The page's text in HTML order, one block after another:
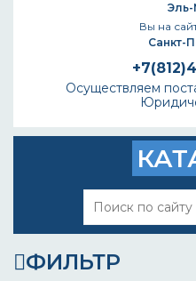
Вы на
Санкт-
Осуществляем
ФИЛЬТР